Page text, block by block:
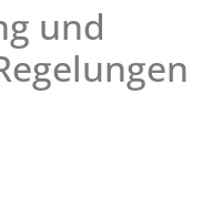
und